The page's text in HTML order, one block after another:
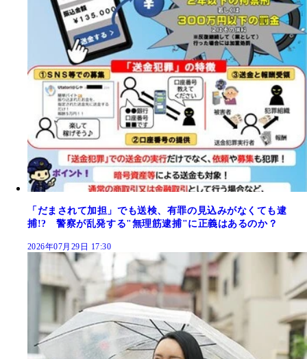
「だまされて加担」でも送検、有罪の見込みがなくても逮
捕!? 警察が乱発する"無理筋逮捕"に正義はあるのか？
2026年07月29日 17:30